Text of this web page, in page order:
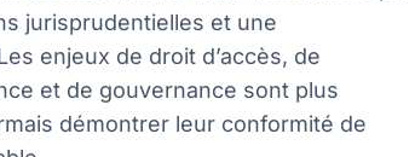
jurisprudentielles et une
enjeux de droit d’accès, de
et de gouvernance sont plus
démontrer leur conformité de